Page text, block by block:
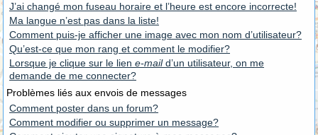
J’ai changé mon fuseau horaire et l’heure est encore incorrecte!
Ma langue n’est pas dans la liste!
Comment puis-je afficher une image avec mon nom d’utilisateur?
Qu’est-ce que mon rang et comment le modifier?
Lorsque je clique sur le lien e-maild’un utilisateur, on me
demande de me connecter?
Problèmes liés aux envois de messages
Comment poster dans un forum?
Comment modifier ou supprimer un message?